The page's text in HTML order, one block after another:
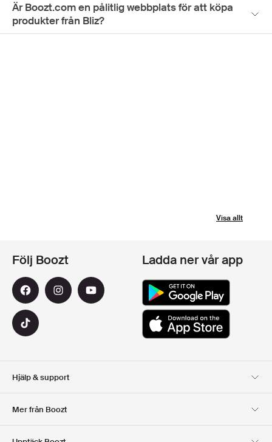
Är Boozt.com en pålitlig webbplats för att köpa
produkter från Bliz?
Visa allt
Hjälp & support
Mer från Boozt
Följ Boozt Ladda ner vår app